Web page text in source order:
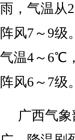
雨，气温从
阵风7～9
气温4～6℃
阵风6～7级。
广西气